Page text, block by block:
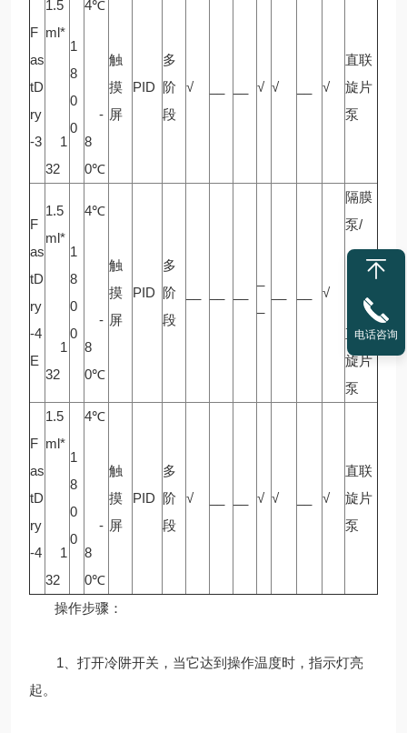
F
as
tD
ry
-3
1.5
ml*
1
32
1
8
0
0
4℃
-
8
0℃
触
摸
屏
PID
多
阶
段
√ √ √ √
直联
旋片
泵
F
as
tD
ry
-4
E
1.5
ml*
1
32
1
8
0
0
4℃
-
8
0℃
触
摸
屏
PID
多
阶
段
√
隔膜
泵/
直联
旋片
泵
F
as
tD
ry
-4
1.5
ml*
1
32
1
8
0
0
4℃
-
8
0℃
触
摸
屏
PID
多
阶
段
√ √ √ √
直联
旋片
泵
操作步骤：
1、打开冷阱开关，当它达到操作温度时，指示灯亮
起。
电话咨询